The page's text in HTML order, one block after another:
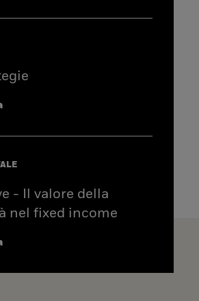
- Il valore della
nel fixed income